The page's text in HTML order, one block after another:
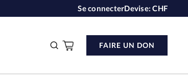
Se connecterDevise:CHF
FAIRE UN DON